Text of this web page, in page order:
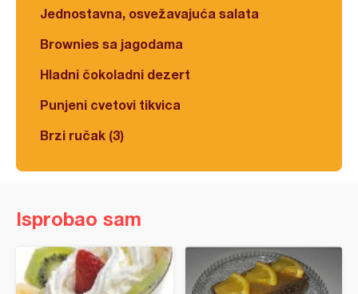
Jednostavna, osvežavajuća salata
Brownies sa jagodama
Hladni čokoladni dezert
Punjeni cvetovi tikvica
Brzi ručak (3)
Isprobao sam